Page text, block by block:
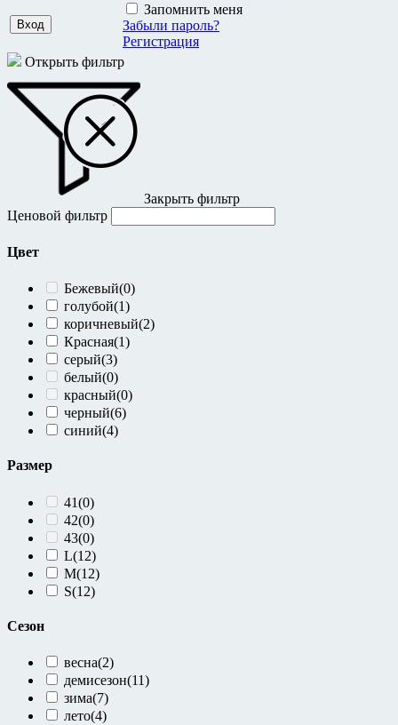
Запомнить меня
Забыли пароль?
Регистрация
Открыть фильтр
Закрыть фильтр
Ценовой фильтр
Цвет
Бежевый(0)
голубой(1)
коричневый(2)
Красная(1)
серый(3)
белый(0)
красный(0)
черный(6)
синий(4)
Размер
41(0)
42(0)
43(0)
L(12)
M(12)
S(12)
Сезон
весна(2)
демисезон(11)
зима(7)
лето(4)